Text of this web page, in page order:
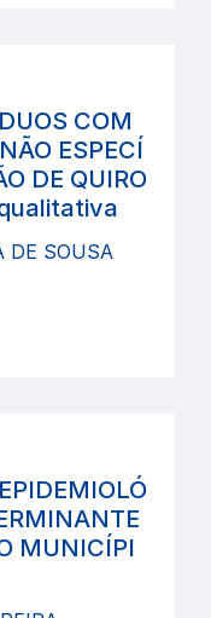
COM
ESPECÍ
DE QUIRO
DE SOUSA
MUNICÍPI